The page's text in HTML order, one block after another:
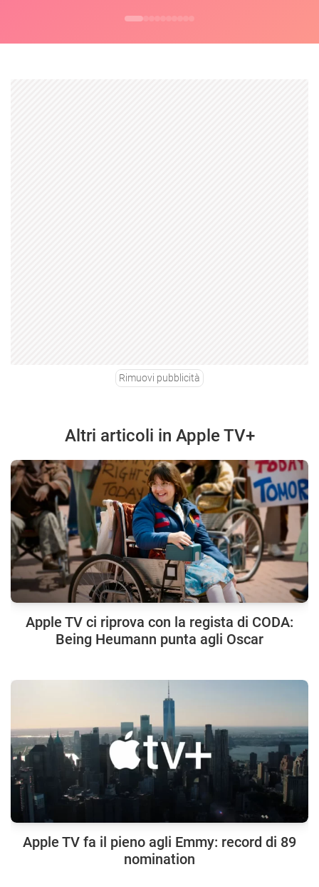
Rimuovi pubblicità
Altri articoli in Apple TV+
Apple TV ci riprova con la regista di CODA:
Being Heumann punta agli Oscar
Apple TV fa il pieno agli Emmy: record di 89
nomination